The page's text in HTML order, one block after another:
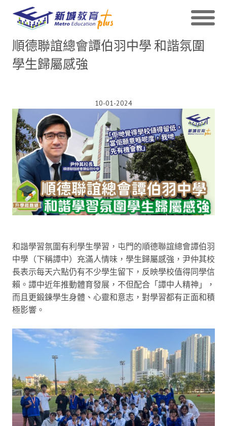
順德聯誼總會譚伯羽中學 和諧氛圍
學生歸屬感強
10-01-2024
和諧學習氛圍有利學生學習，屯門的順德聯誼總會譚伯羽
中學（下稱譚中）充滿人情味，學生歸屬感強，尹仲其校
長表示每天六點仍有不少學生留下，反映學校值得同學信
賴。譚中近年推動體育發展，不但配合「譚中人精神」，
而且更鍛鍊學生身體、心靈和意志，對學習都有正面和積
極影響。